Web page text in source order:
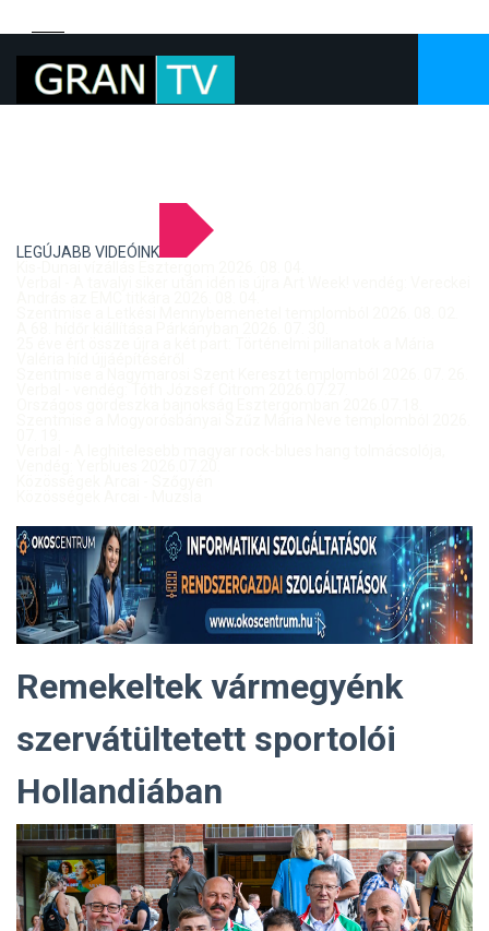
LEGÚJABB VIDEÓINK
Remekeltek vármegyénk
szervátültetett sportolói
Hollandiában